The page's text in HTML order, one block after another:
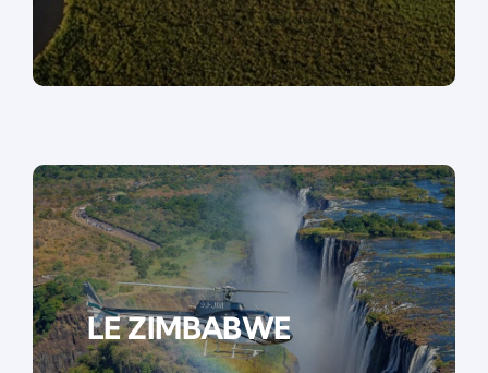
Paradis de la faune sauvage…
LE ZIMBABWE